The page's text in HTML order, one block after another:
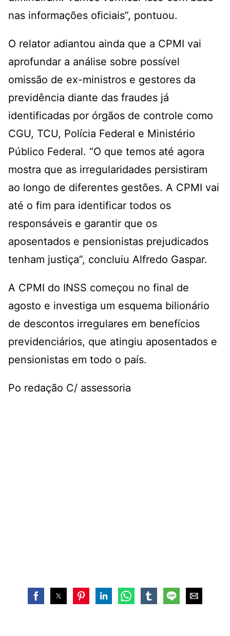
nas informações oficiais”, pontuou.
O relator adiantou ainda que a CPMI vai
aprofundar a análise sobre possível
omissão de ex-ministros e gestores da
previdência diante das fraudes já
identificadas por órgãos de controle como
CGU, TCU, Polícia Federal e Ministério
Público Federal. “O que temos até agora
mostra que as irregularidades persistiram
ao longo de diferentes gestões. A CPMI vai
até o fim para identificar todos os
responsáveis e garantir que os
aposentados e pensionistas prejudicados
tenham justiça”, concluiu Alfredo Gaspar.
A CPMI do INSS começou no final de
agosto e investiga um esquema bilionário
de descontos irregulares em benefícios
previdenciários, que atingiu aposentados e
pensionistas em todo o país.
Po redação C/ assessoria